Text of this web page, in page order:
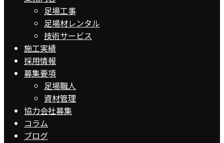
足場工事
足場材レンタル
技術サービス
施工実績
採用情報
募集要項
足場職人
資材管理
協力会社募集
コラム
ブログ